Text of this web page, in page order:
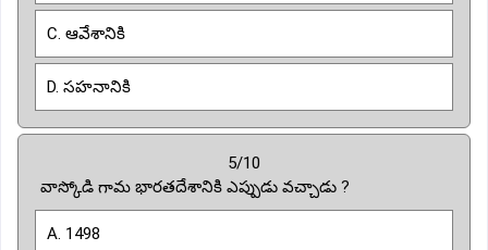
C. ఆవేశానికి
D. సహనానికి
5/10
వాస్కోడి గామ భారతదేశానికి ఎప్పుడు వచ్చాడు ?
A. 1498